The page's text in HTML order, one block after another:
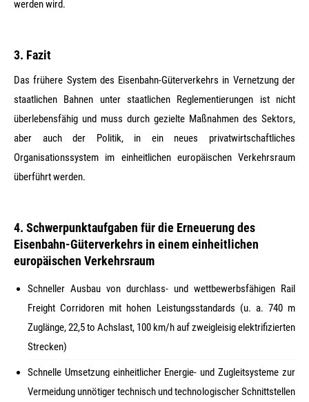
werden wird.
3. Fazit
Das frühere System des Eisenbahn-Güterverkehrs in Vernetzung der
staatlichen Bahnen unter staatlichen Reglementierungen ist nicht
überlebensfähig und muss durch gezielte Maßnahmen des Sektors,
aber auch der Politik, in ein neues privatwirtschaftliches
Organisationssystem im einheitlichen europäischen Verkehrsraum
überführt werden.
4. Schwerpunktaufgaben für die Erneuerung des
Eisenbahn-Güterverkehrs in einem einheitlichen
europäischen Verkehrsraum
Schneller Ausbau von durchlass- und wettbewerbsfähigen Rail
Freight Corridoren mit hohen Leistungsstandards (u. a. 740 m
Zuglänge, 22,5 to Achslast, 100 km/h auf zweigleisig elektrifizierten
Strecken)
Schnelle Umsetzung einheitlicher Energie- und Zugleitsysteme zur
Vermeidung unnötiger technisch und technologischer Schnittstellen